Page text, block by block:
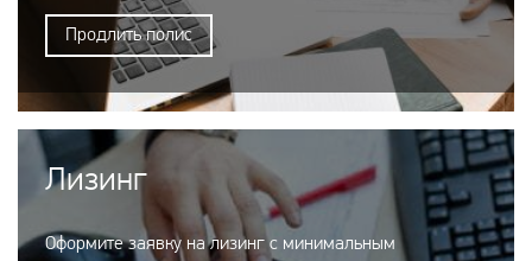
Продлить полис
Лизинг
Оформите заявку на лизинг с минимальным